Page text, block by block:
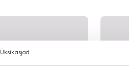
Üksikasjad